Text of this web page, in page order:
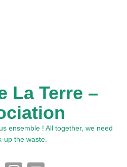
La Terre –
ensemble ! All together, we need
up the waste.